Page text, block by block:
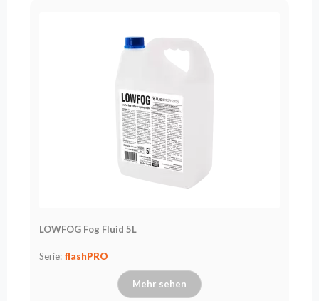
LOWFOG Fog Fluid 5L
Serie: flashPRO
Mehr sehen